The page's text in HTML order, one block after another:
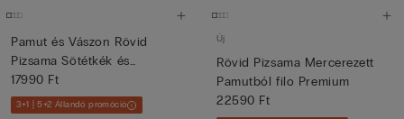
Pamut és Vászon Rövid
Pizsama Sötétkék és
Krémszín...
17990 Ft
3+1 | 5+2 Állandó promóció
Új
Rövid Pizsama Mercerezett
Pamutból filo Premium
22590 Ft